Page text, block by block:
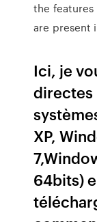
the
are present
Ici, je
directes
XP,
64bits)